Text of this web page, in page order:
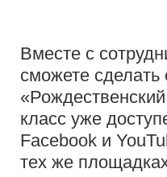
Вместе с
сможете сделать
класс уже
Facebook и
тех же